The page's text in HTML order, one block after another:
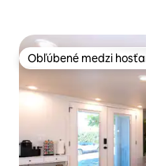
Obľúbené medzi
Obľúbené medzi